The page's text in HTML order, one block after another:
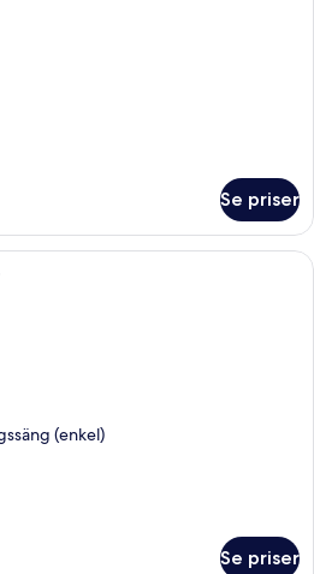
Se priser
Ett hotellrum med en stor säng, en
(enkel)
Se priser